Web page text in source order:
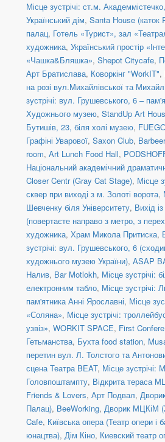
Місце зустрічі: ст.м.
Український дім, Santa House (каток
палац, Готель «Турист», зал
художника, Український простір
«Чашка&Бляшка», Shepot Citycafe,
Арт Братислава, Коворкінг "WorkIT",
на розі вул.Михайлівської та
зустрічі: вул. Грушевського, 6 –
Художнього музею, StandUp Art
Бутишів, 23, біля холі музею,
Графіні Уварової, Saxon Club,
room, Art Lunch Food Hall,
Національний академічний
Closer Centr (Gray Cat Stage), Місце
сквер при виході з м. Золоті ворота,
Шевченку біля Університету, Вихід
(повертаєте направо з метро, з
художника, Храм Микола Притиска,
зустрічі: вул. Грушевського, 6
художнього музею України), ASAP
Налив, Bar Motlokh, Місце зустрічі:
електронним табло, Місце зустрічі:
пам'ятника Анні Ярославні, Місце
«Соляна», Місце зустрічі:
узвіз», WORKIT SPACE, First
Гетьманства, Бухта food station,
перетин вул. Л. Толстого та
сцена Театра BEAT, Місце зустрічі:
Головпоштампту, Відкрита тераса
Friends & Lovers, Арт Подвал,
Палац), BeeWorking, Дворик МЦКіМ
Cafe, Київська опера (Театр опери і
юнацтва), Дім Кіно, Киевский театр